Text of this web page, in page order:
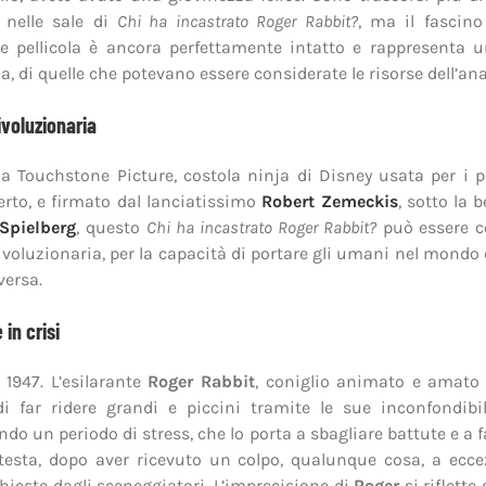
nelle sale di Chi ha incastrato Roger Rabbit?, ma il
pellicola è ancora perfettamente intatto e rappresenta
di quelle che potevano essere considerate le risorse
Touchstone Picture, costola ninja di Disney usata per i
e firmato dal lanciatissimo Robert Zemeckis, sotto la
, questo Chi ha incastrato Roger Rabbit?può essere
per la capacità di portare gli umani nel
in crisi
L’esilarante Roger Rabbit, coniglio animato e amato
far ridere grandi e piccini tramite le sue
un periodo di stress, che lo porta a sbagliare battute e a
dopo aver ricevuto un colpo, qualunque cosa, a